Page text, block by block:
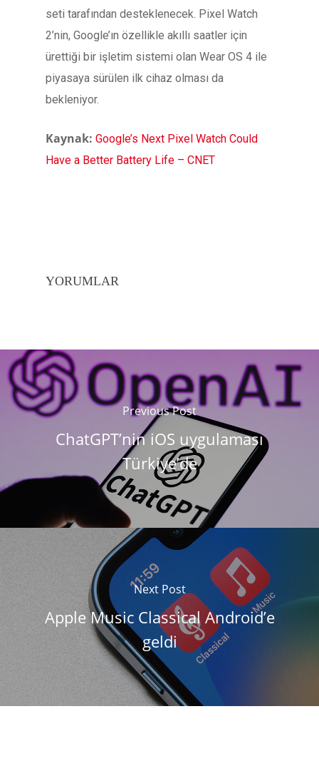
seti tarafından desteklenecek. Pixel Watch
2’nin, Google’ın özellikle akıllı saatler için
ürettiği bir işletim sistemi olan Wear OS 4 ile
piyasaya sürülen ilk cihaz olması da
bekleniyor.
Kaynak: Google’s Next Pixel Watch Could
Have a Better Battery Life – CNET
YORUMLAR
Previous Post
ChatGPT’nin iOS uygulaması
Türkiye’de
Next Post
Apple Music Classical Android’e
geldi